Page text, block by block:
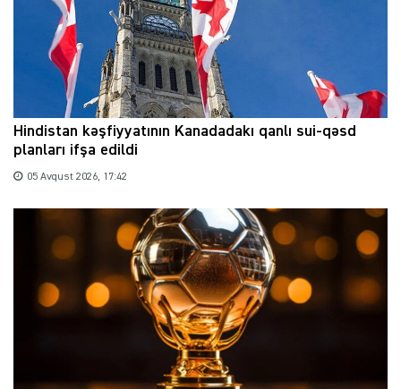
Hindistan kəşfiyyatının Kanadadakı qanlı sui-qəsd
planları ifşa edildi
05 Avqust 2026, 17:42